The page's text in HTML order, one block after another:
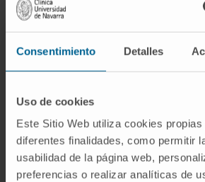
Consentimiento Detalles
Uso de cookies
Este Sitio Web utiliza cookies
diferentes finalidades, como permitir
usabilidad de la página web,
preferencias o realizar analíticas de